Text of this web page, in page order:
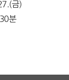
금)
분